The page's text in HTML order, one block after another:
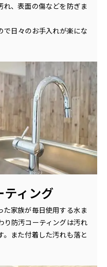
れ、表面の傷などを防ぎま
で日々のお手入れが楽にな
ィング
た家族が毎日使用する水ま
り防汚コーティングは汚れ
。また付着した汚れも落と